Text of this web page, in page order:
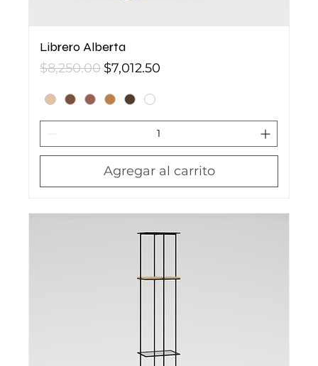
Librero Alberta
Precio
$8,250.00 Precio de oferta
$7,012.50
Agregar al carrito